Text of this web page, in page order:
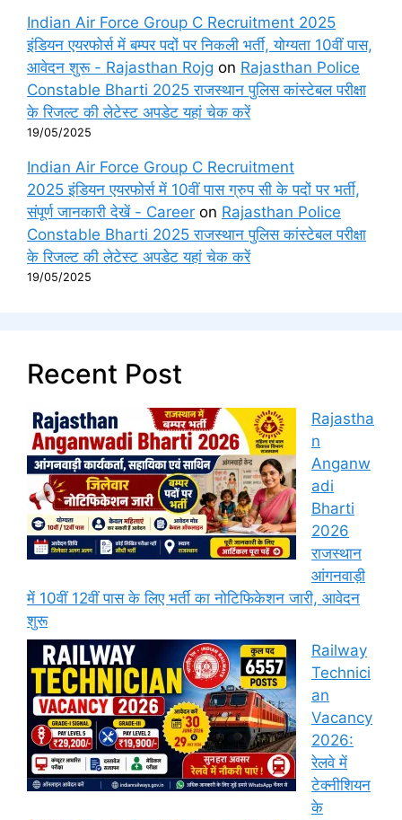
Indian Air Force Group C Recruitment 2025
इंडियन एयरफोर्स में बम्पर पदों पर निकली भर्ती, योग्यता 10वीं पास,
आवेदन शुरू - Rajasthan Rojg on Rajasthan Police
Constable Bharti 2025 राजस्थान पुलिस कांस्टेबल परीक्षा
के रिजल्ट की लेटेस्ट अपडेट यहां चेक करें
19/05/2025
Indian Air Force Group C Recruitment
2025 इंडियन एयरफोर्स में 10वीं पास ग्रुप सी के पदों पर भर्ती,
संपूर्ण जानकारी देखें - Career on Rajasthan Police
Constable Bharti 2025 राजस्थान पुलिस कांस्टेबल परीक्षा
के रिजल्ट की लेटेस्ट अपडेट यहां चेक करें
19/05/2025
Recent Post
Rajastha
n
Anganw
adi
Bharti
2026
राजस्थान
आंगनवाड़ी
में 10वीं 12वीं पास के लिए भर्ती का नोटिफिकेशन जारी, आवेदन
शुरू
Railway
Technici
an
Vacancy
2026:
रेलवे में
टेक्नीशियन
के